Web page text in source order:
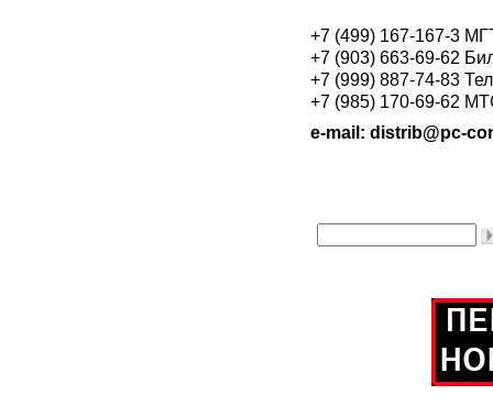
+7 (499) 167-167-3
+7 (903) 663-69-62
+7 (999) 887-74-83
+7 (985) 170-69-62
e-mail: distrib@pc-